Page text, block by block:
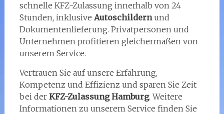
schnelle KFZ-Zulassung innerhalb von 24
Stunden, inklusive Autoschildernund
Dokumentenlieferung. Privatpersonen und
Unternehmen profitieren gleichermaßen von
unserem Service.
Vertrauen Sie auf unsere Erfahrung,
Kompetenz und Effizienz und sparen Sie Zeit
bei der KFZ-Zulassung Hamburg. Weitere
Informationen zu unserem Service finden Sie